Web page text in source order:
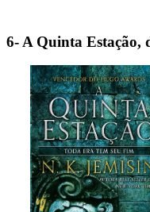
6- A Quinta Estação,